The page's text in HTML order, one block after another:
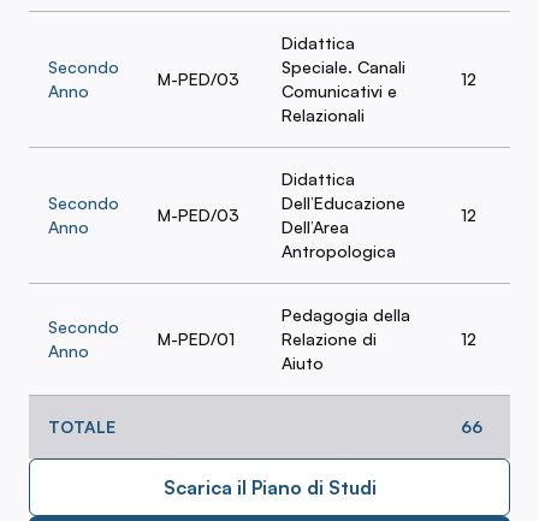
Secondo
Anno
M-PED/03
Didattica
Speciale. Canali
Comunicativi e
Relazionali
12
Secondo
Anno
M-PED/03
Didattica
Dell’Educazione
Dell’Area
Antropologica
12
Secondo
Anno
M-PED/01
Pedagogia della
Relazione di
Aiuto
12
TOTALE 66
Scarica il Piano di Studi